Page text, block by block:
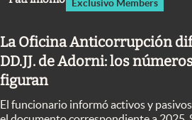
Columnistas
Otras secciones
Exclusivo Members
La Oficina Anticorrupción
DD.JJ. de Adorni: los
figuran
El funcionario informó activos y